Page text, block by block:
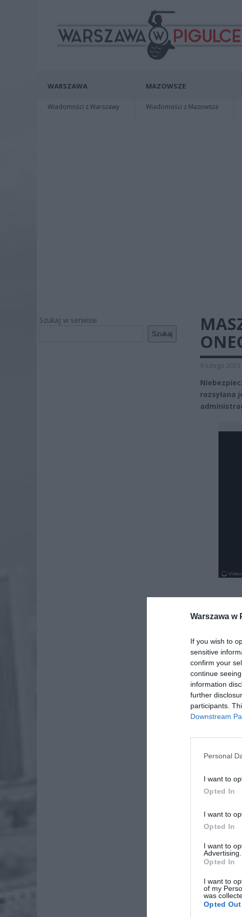
Warszawa w
If you wish to
sensitive
confirm your
continue
information
further
participants.
Downstream
Personal
I want to
Opted In
I want to
Opted In
I want to
Advertising.
Opted In
I want to
of my
was
Opted Out
WARSZAWA
Wiadomości z Warszawy
MAZOWSZE
Wiadomości z Mazowsza
Szukaj w serwisie
Szukaj
9 lutego 2023
rozsyłana
7
ZUS